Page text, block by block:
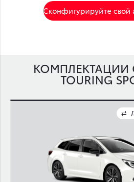
Сконфигурируйте свой
КОМПЛЕКТАЦИИ
TOURING